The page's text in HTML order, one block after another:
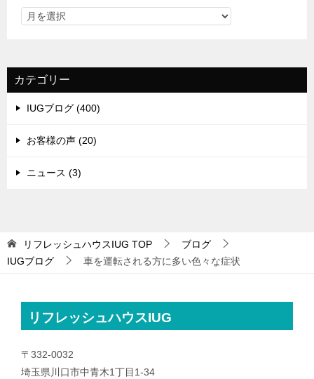
カテゴリー
IUGブログ (400)
お客様の声 (20)
ニュース (3)
リフレッシュハウスIUG TOP
ブログ
IUGブログ
車を運転される方に多い色々な症状
リフレッシュハウスIUG
〒332-0032
埼玉県川口市中青木1丁目1-34